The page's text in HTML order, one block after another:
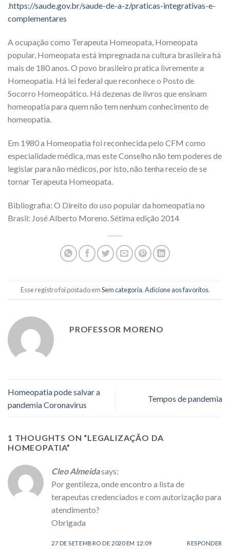
.https://saude.gov.br/saude-de-a-z/praticas-integrativas-e-
complementares
A ocupação como Terapeuta Homeopata, Homeopata
popular, Homeopata está impregnada na cultura brasileira há
mais de 180 anos. O povo brasileiro pratica livremente a
Homeopatia. Há lei federal que reconhece o Posto de
Socorro Homeopático. Há dezenas de livros que ensinam
homeopatia para quem não tem nenhum conhecimento de
homeopatia.
Em 1980 a Homeopatia foi reconhecida pelo CFM como
especialidade médica, mas este Conselho não tem poderes de
legislar para não médicos, por isto, não tenha receio de se
tornar Terapeuta Homeopata.
Bibliografia: O Direito do uso popular da homeopatia no
Brasil: José Alberto Moreno. Sétima edição 2014
Esse registro foi postado emSem categoria.Adicione aos favoritos.
PROFESSOR MORENO
Homeopatia pode salvar a
pandemia Coronavirus
Tempos de pandemia
1 THOUGHTS ON “LEGALIZAÇÃO DA
HOMEOPATIA”
Cleo Almeidasays:
Por gentileza, onde encontro a lista de
terapeutas credenciados e com autorização para
atendimento?
Obrigada
27 DE SETEMBRO DE 2020 EM 12:09 RESPONDER